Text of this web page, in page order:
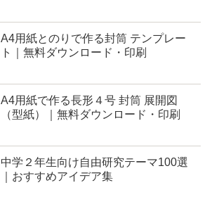
A4用紙とのりで作る封筒 テンプレー
ト｜無料ダウンロード・印刷
A4用紙で作る長形４号 封筒 展開図
（型紙）｜無料ダウンロード・印刷
中学２年生向け自由研究テーマ100選
｜おすすめアイデア集